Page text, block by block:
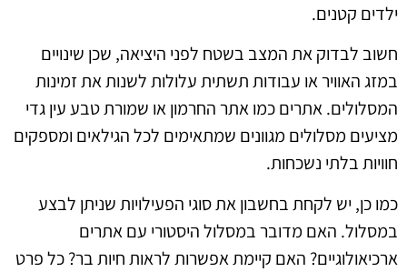
ילדים קטנים.
חשוב לבדוק את המצב בשטח לפני היציאה, שכן שינויים
במזג האוויר או עבודות תשתית עלולות לשנות את זמינות
המסלולים. אתרים כמו אתר החרמון או שמורת טבע עין גדי
מציעים מסלולים מגוונים שמתאימים לכל הגילאים ומספקים
חוויות בלתי נשכחות.
כמו כן, יש לקחת בחשבון את סוגי הפעילויות שניתן לבצע
במסלול. האם מדובר במסלול היסטורי עם אתרים
ארכיאולוגיים? האם קיימת אפשרות לראות חיות בר? כל פרט